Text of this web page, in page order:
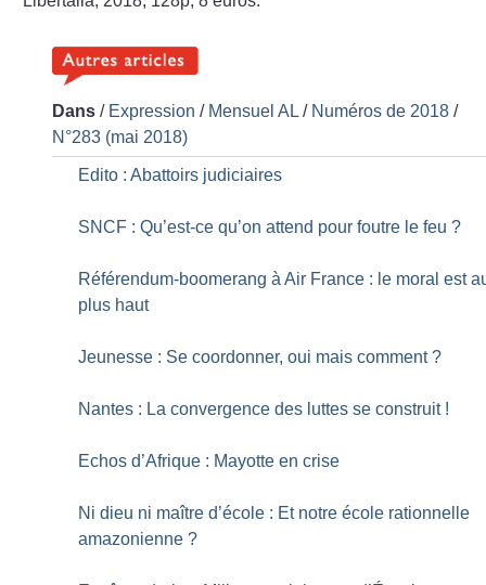
Dans / Expression / Mensuel AL / Numéros de 2018 /
N°283 (mai 2018)
Edito : Abattoirs judiciaires
SNCF : Qu’est-ce qu’on attend pour foutre le feu ?
Référendum-boomerang à Air France : le moral est
plus haut
Jeunesse : Se coordonner, oui mais comment ?
Nantes : La convergence des luttes se construit !
Echos d’Afrique : Mayotte en crise
Ni dieu ni maître d’école : Et notre école rationnelle
amazonienne ?